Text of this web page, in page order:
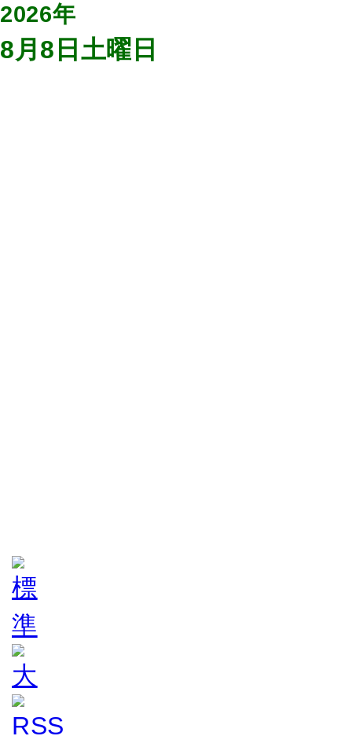
2026年
8月8日土曜日